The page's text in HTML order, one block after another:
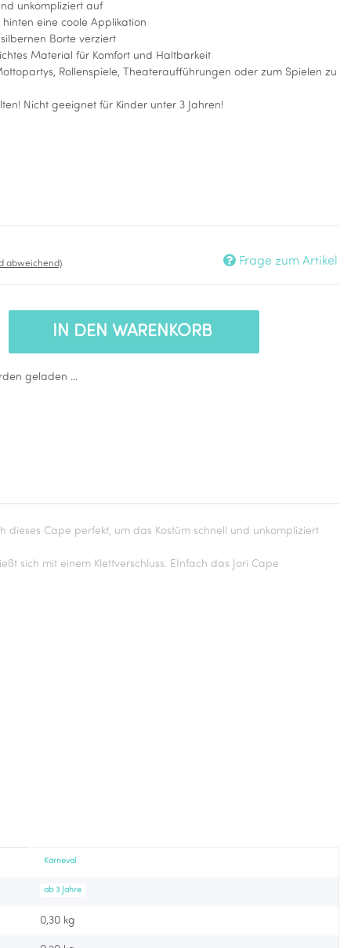
unkompliziert auf
eine coole Applikation
Borte verziert
Material für Komfort und Haltbarkeit
Rollenspiele, Theateraufführungen oder zum Spielen zu
Nicht geeignet für Kinder unter 3 Jahren!
abweichend) Frage zum Artikel
IN DEN WARENKORB
geladen ...
dieses Cape perfekt, um das Kostüm schnell und unkompliziert
sich mit einem Klettverschluss. EInfach das Jori Cape
Karneval
ab 3 Jahre
0,30 kg